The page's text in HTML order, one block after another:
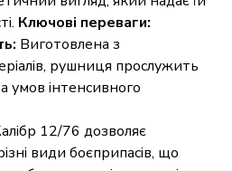
Ключові переваги:
Виготовлена з
рушниця прослужить
умов інтенсивного
12/76 дозволяє
види боєприпасів, що